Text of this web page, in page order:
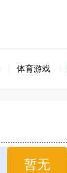
体育游戏
暂无